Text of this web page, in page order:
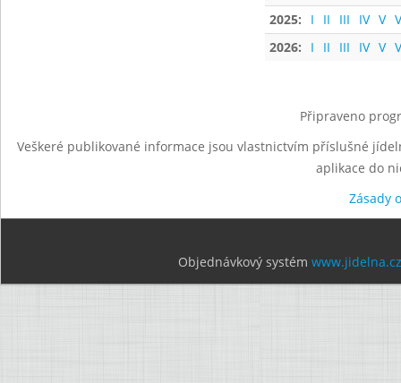
2025:
I II III IV V
2026:
I II III IV V
Připraveno
Veškeré publikované informace jsou vlastnictvím příslušné
aplikace do
Zásady
Objednávkový systém www.jidelna.cz